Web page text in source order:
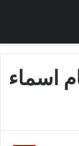
اسماء